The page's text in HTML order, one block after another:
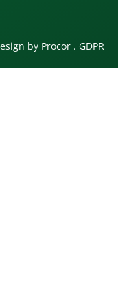
by Procor . GDPR